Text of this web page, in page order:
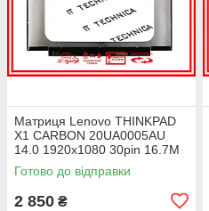
Матриця Lenovo THINKPAD
X1 CARBON 20UA0005AU
14.0 1920x1080 30pin 16.7M
45% NTSC 300 cd/m² для
ноутбука
Готово до відправки
2 850 ₴